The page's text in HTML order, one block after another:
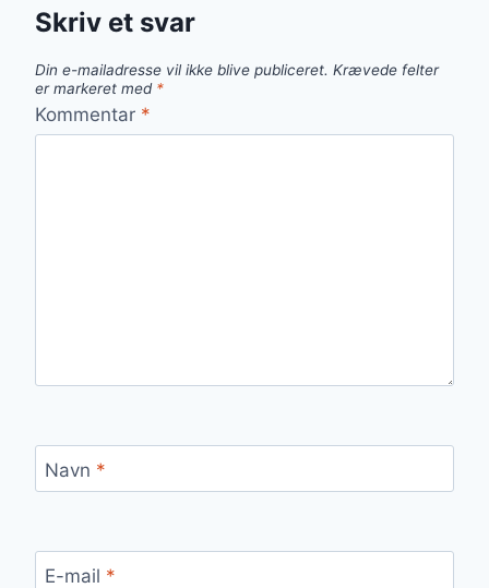
Skriv et svar
Din e-mailadresse vil ikke blive publiceret. Krævede felter
er markeret med *
Kommentar *
Navn *
E-mail *